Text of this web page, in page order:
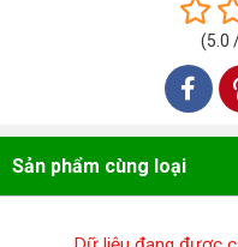
(5.0
Sản phẩm cùng loại